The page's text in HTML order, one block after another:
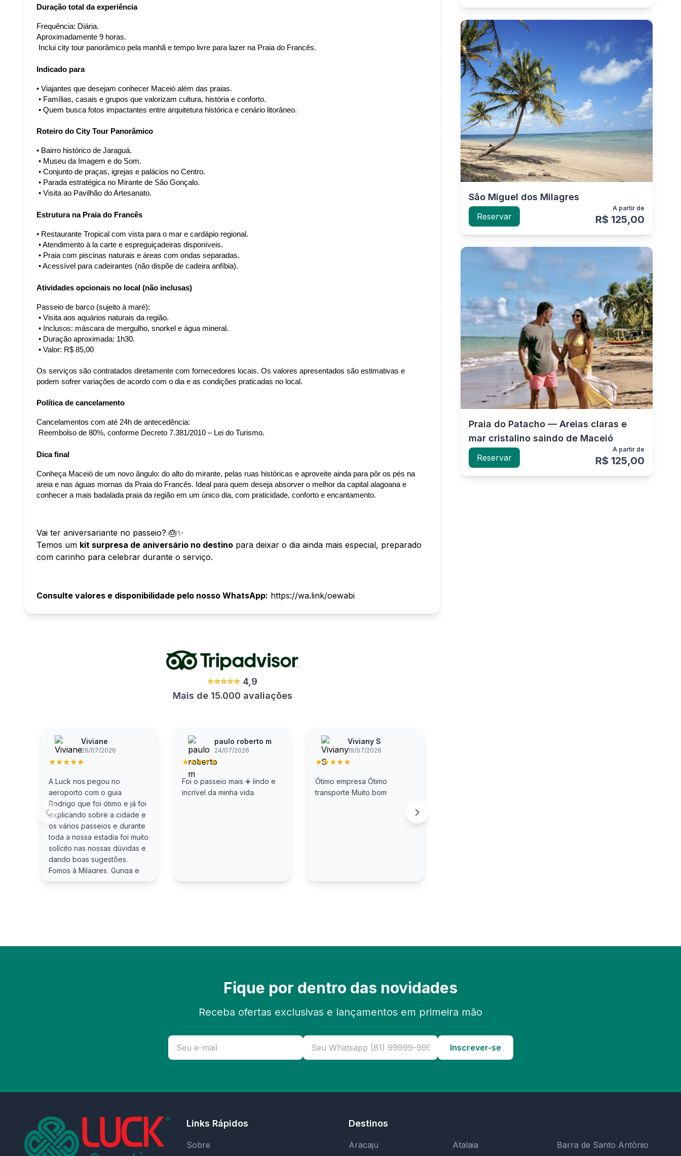
Duração total da experiência
Frequência: Diária.
Aproximadamente 9 horas.
Inclui city tour panorâmico pela manhã e tempo livre para lazer na Praia do Francês.
Indicado para
• Viajantes que desejam conhecer Maceió além das praias.
• Famílias, casais e grupos que valorizam cultura, história e conforto.
• Quem busca fotos impactantes entre arquitetura histórica e cenário litorâneo.
Roteiro do City Tour Panorâmico
• Bairro histórico de Jaraguá.
• Museu da Imagem e do Som.
• Conjunto de praças, igrejas e palácios no Centro.
• Parada estratégica no Mirante de São Gonçalo.
• Visita ao Pavilhão do Artesanato.
Estrutura na Praia do Francês
• Restaurante Tropical com vista para o mar e cardápio regional.
• Atendimento à la carte e espreguiçadeiras disponíveis.
• Praia com piscinas naturais e áreas com ondas separadas.
• Acessível para cadeirantes (não dispõe de cadeira anfíbia).
Atividades opcionais no local (não inclusas)
Passeio de barco (sujeito à maré):
• Visita aos aquários naturais da região.
• Inclusos: máscara de mergulho, snorkel e água mineral.
• Duração aproximada: 1h30.
• Valor: R$ 85,00
Os serviços são contratados diretamente com fornecedores locais. Os valores apresentados são estimativas e
podem sofrer variações de acordo com o dia e as condições praticadas no local.
Política de cancelamento
Cancelamentos com até 24h de antecedência:
Reembolso de 80%, conforme Decreto 7.381/2010 – Lei do Turismo.
Dica final
Conheça Maceió de um novo ângulo: do alto do mirante, pelas ruas históricas e aproveite ainda para pôr os pés na
areia e nas águas mornas da Praia do Francês. Ideal para quem deseja absorver o melhor da capital alagoana e
conhecer a mais badalada praia da região em um único dia, com praticidade, conforto e encantamento.
Vai ter aniversariante no passeio? 🎂✨
Temos um kit surpresa de aniversário no destino para deixar o dia ainda mais especial, preparado
com carinho para celebrar durante o serviço.
Consulte valores e disponibilidade pelo nosso WhatsApp: https://wa.link/oewabi
⭐⭐⭐⭐⭐ 4,9
Mais de 15.000 avaliações
Viviane
26/07/2026
★★★★★
A Luck nos pegou no
aeroporto com o guia
Rodrigo que foi ótimo e já foi
explicando sobre a cidade e
os vários passeios e durante
toda a nossa estadia foi muito
solícito nas nossas dúvidas e
dando boas sugestões.
Fomos à Milagres, Gunga e
Praia do Francês com a Luck
paulo roberto m
24/07/2026
★★★★★
Foi o passeio mais ➕️ lindo e
incrível da minha vida.
Viviany S
19/07/2026
★★★★★
Ótimo empresa Ótimo
transporte Muito bom
São Miguel dos Milagres
Reservar
A partir de
R$ 125,00
Praia do Patacho — Areias claras e
mar cristalino saindo de Maceió
Reservar
A partir de
R$ 125,00
Fique por dentro das novidades
Receba ofertas exclusivas e lançamentos em primeira mão
Inscrever-se
Links Rápidos
Sobre
Destinos
Aracaju Atalaia
Barra de Santo Antônio